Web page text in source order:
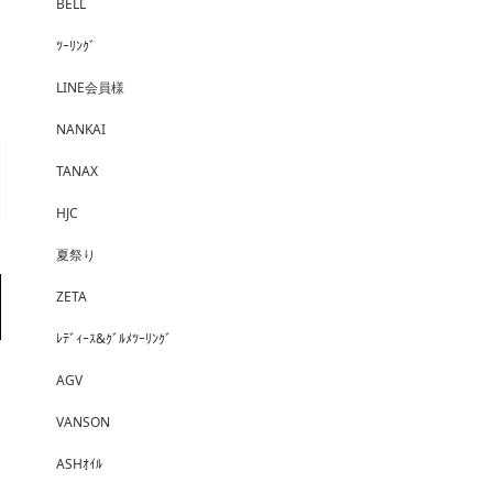
BELL
ﾂｰﾘﾝｸﾞ
LINE会員様
NANKAI
TANAX
HJC
夏祭り
ZETA
ﾚﾃﾞｨｰｽ&ｸﾞﾙﾒﾂｰﾘﾝｸﾞ
AGV
VANSON
ASHｵｲﾙ